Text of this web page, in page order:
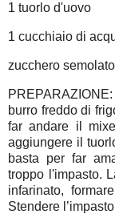
1 tuorlo d'uovo
1 cucchiaio di
zucchero semolato
burro freddo di
far andare il
aggiungere il
basta per far
troppo l'impasto.
infarinato,
Stendere